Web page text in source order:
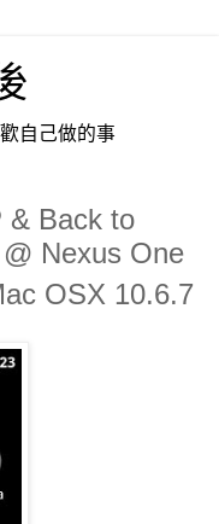
自己做的事
& Back to
Nexus One
OSX 10.6.7